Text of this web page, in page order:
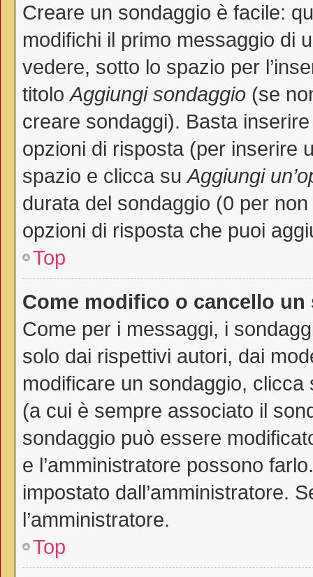
Creare un sondaggio è facile:
modifichi il primo messaggio di
vedere, sotto lo spazio per
titoloAggiungi sondaggio (se
creare sondaggi). Basta
opzioni di risposta (per inserire
spazio e clicca suAggiungi
durata del sondaggio (0 per
opzioni di risposta che puoi
Top
Come modifico o cancello
Come per i messaggi, i
solo dai rispettivi autori, dai
modificare un sondaggio,
(a cui è sempre associato il
sondaggio può essere
e l’amministratore possono
impostato dall’amministratore.
l’amministratore.
Top